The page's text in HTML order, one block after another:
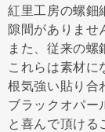
紅里工房の螺鈿
隙間がありませ
また、従来の螺
これらは素材に
根気強い貼り合
ブラックオパー
と喜んで頂ける